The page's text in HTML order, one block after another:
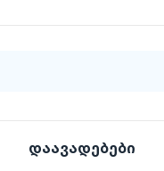
დაავადებები